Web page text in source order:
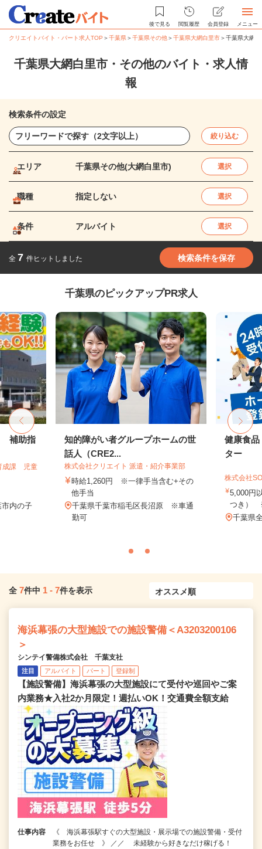
後で見る 閲覧履歴 会員登録 メニュー
クリエイトバイト・パート求人TOP ＞千葉県＞千葉県その他＞千葉県大網白里市＞千葉県大網
千葉県大網白里市・その他のバイト・求人情
報
検索条件の設定
絞り込む
エリア 千葉県その他(大網白里市) 選択
職種 指定しない 選択
条件 アルバイト 選択
全 7 件ヒットしました 検索条件を保存
千葉県のピックアップPR求人
補助指
成課 児童
内の子
知的障がい者グループホームの世
話人（CRE2...
株式会社クリエイト 派遣・紹介事業部
時給1,260円 ※一律手当含む+その
他手当
千葉県千葉市稲毛区長沼原 ※車通
勤可
健康食品
ター
株式会社
5,000円
つき）
千葉県
全 7件中 1 - 7件を表示
海浜幕張の大型施設での施設警備＜A3203200106
＞
シンテイ警備株式会社 千葉支社
注目 アルバイト パート 登録制
【施設警備】海浜幕張の大型施設にて受付や巡回やご案
内業務★入社2か月限定！週払いOK！交通費全額支給
仕事内容
《 海浜幕張駅すぐの大型施設・展示場での施設警備・受付
業務をお任せ 》 ／／ 未経験から好きなだけ稼げる！